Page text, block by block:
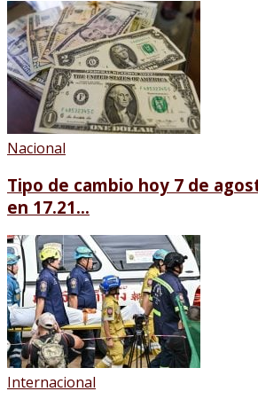
Nacional
Tipo de cambio hoy 7 de
en 17.21...
Internacional